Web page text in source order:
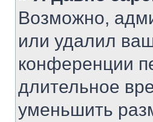
Возможно,
или удалил
конференции
длительное
уменьшить